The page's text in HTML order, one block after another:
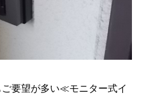
要望が多い≪モニター式イ